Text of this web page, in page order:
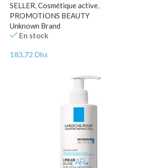
SELLER,Cosmétique active,
PROMOTIONS BEAUTY
Unknown Brand
En stock
183,72 Dhs